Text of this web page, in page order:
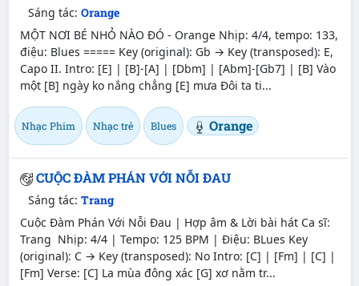
Sáng tác: Orange
MỘT NƠI BÉ NHỎ NÀO ĐÓ - Orange Nhịp: 4/4, tempo: 133,
điệu: Blues ===== Key (original): Gb → Key (transposed): E,
Capo II. Intro: [E] | [B]-[A] | [Dbm] | [Abm]-[Gb7] | [B] Vào
một [B] ngày ko nắng chẳng [E] mưa Đôi ta ti...
Nhạc Phim Nhạc trẻ Blues Orange
CUỘC ĐÀM PHÁN VỚI NỖI ĐAU
Sáng tác: Trang
Cuộc Đàm Phán Với Nỗi Đau | Hợp âm & Lời bài hát Ca sĩ:
Trang Nhịp: 4/4 | Tempo: 125 BPM | Điệu: BLues Key
(original): C → Key (transposed): No Intro: [C] | [Fm] | [C] |
[Fm] Verse: [C] La mùa đông xác [G] xơ nằm tr...